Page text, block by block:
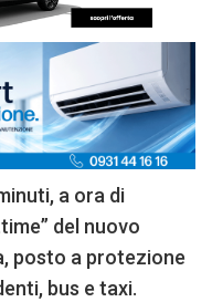
a ora di
del nuovo
posto a protezione
bus e taxi.